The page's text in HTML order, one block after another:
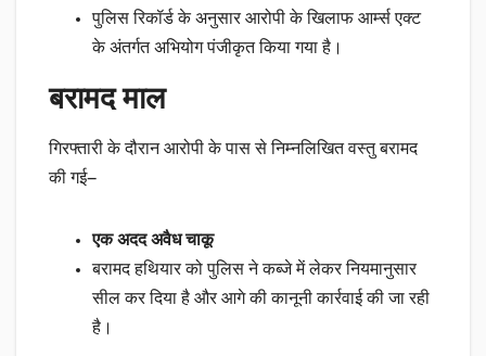
पुलिस रिकॉर्ड के अनुसार आरोपी के खिलाफ आर्म्स एक्ट
के अंतर्गत अभियोग पंजीकृत किया गया है।
बरामद माल
गिरफ्तारी के दौरान आरोपी के पास से निम्नलिखित वस्तु बरामद
की गई—
एक अदद अवैध चाकू
बरामद हथियार को पुलिस ने कब्जे में लेकर नियमानुसार
सील कर दिया है और आगे की कानूनी कार्रवाई की जा रही
है।